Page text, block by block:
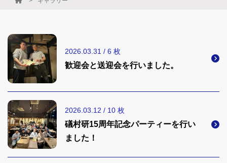
2026.03.31 / 6 枚
歓迎会と送迎会を行いました。
2026.03.12 / 10 枚
礒村研15周年記念パーティーを行い
ました！